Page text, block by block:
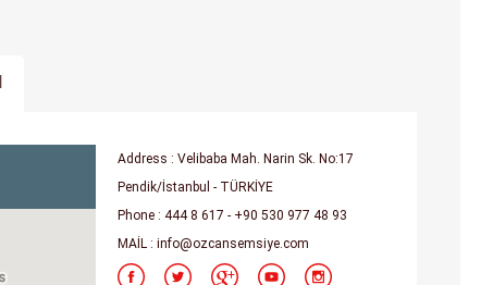
Address : Velibaba Mah. Narin Sk. No:17
Pendik/İstanbul - TÜRKİYE
Phone : 444 8 617 - +90 530 977 48 93
MAİL : info@ozcansemsiye.com